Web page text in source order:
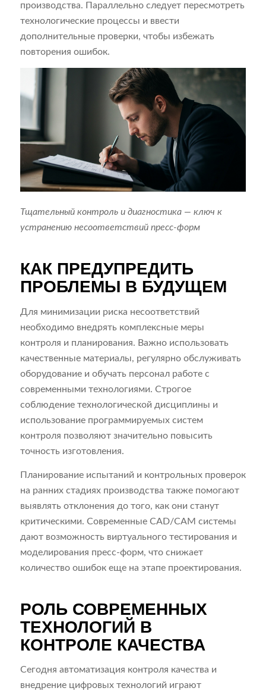
производства. Параллельно следует пересмотреть
технологические процессы и ввести
дополнительные проверки, чтобы избежать
повторения ошибок.
Тщательный контроль и диагностика — ключ к
устранению несоответствий пресс-форм
КАК ПРЕДУПРЕДИТЬ
ПРОБЛЕМЫ В БУДУЩЕМ
Для минимизации риска несоответствий
необходимо внедрять комплексные меры
контроля и планирования. Важно использовать
качественные материалы, регулярно обслуживать
оборудование и обучать персонал работе с
современными технологиями. Строгое
соблюдение технологической дисциплины и
использование программируемых систем
контроля позволяют значительно повысить
точность изготовления.
Планирование испытаний и контрольных проверок
на ранних стадиях производства также помогают
выявлять отклонения до того, как они станут
критическими. Современные CAD/CAM системы
дают возможность виртуального тестирования и
моделирования пресс-форм, что снижает
количество ошибок еще на этапе проектирования.
РОЛЬ СОВРЕМЕННЫХ
ТЕХНОЛОГИЙ В
КОНТРОЛЕ КАЧЕСТВА
Сегодня автоматизация контроля качества и
внедрение цифровых технологий играют